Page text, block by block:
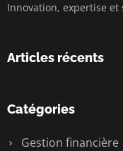
Innovation, expertise et
Articles récents
Catégories
Gestion financière